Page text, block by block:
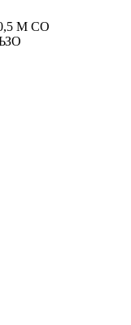
М СО